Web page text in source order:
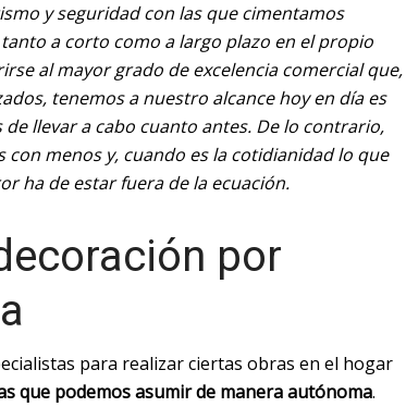
y seguridad con las que cimentamos
a corto como a largo plazo en el propio
al mayor grado de excelencia comercial que,
tenemos a nuestro alcance hoy en día es
llevar a cabo cuanto antes. De lo contrario,
menos y, cuando es la cotidianidad lo que
ha de estar fuera de la ecuación.
por
para realizar ciertas obras en el hogar
que podemos asumir de manera autónoma.